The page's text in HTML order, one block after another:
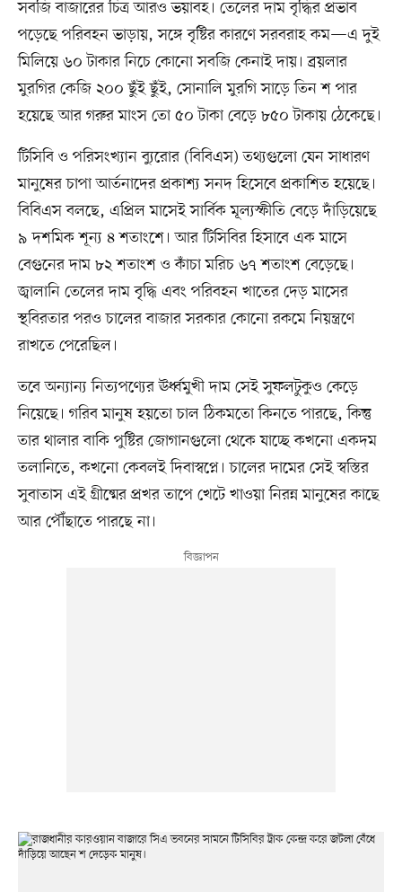
সবজি বাজারের চিত্র আরও ভয়াবহ। তেলের দাম বৃদ্ধির প্রভাব
পড়েছে পরিবহন ভাড়ায়, সঙ্গে বৃষ্টির কারণে সরবরাহ কম—এ দুই
মিলিয়ে ৬০ টাকার নিচে কোনো সবজি কেনাই দায়। ব্রয়লার
মুরগির কেজি ২০০ ছুঁই ছুঁই, সোনালি মুরগি সাড়ে তিন শ পার
হয়েছে আর গরুর মাংস তো ৫০ টাকা বেড়ে ৮৫০ টাকায় ঠেকেছে।
টিসিবি ও পরিসংখ্যান ব্যুরোর (বিবিএস) তথ্যগুলো যেন সাধারণ
মানুষের চাপা আর্তনাদের প্রকাশ্য সনদ হিসেবে প্রকাশিত হয়েছে।
বিবিএস বলছে, এপ্রিল মাসেই সার্বিক মূল্যস্ফীতি বেড়ে দাঁড়িয়েছে
৯ দশমিক শূন্য ৪ শতাংশে। আর টিসিবির হিসাবে এক মাসে
বেগুনের দাম ৮২ শতাংশ ও কাঁচা মরিচ ৬৭ শতাংশ বেড়েছে।
জ্বালানি তেলের দাম বৃদ্ধি এবং পরিবহন খাতের দেড় মাসের
স্থবিরতার পরও চালের বাজার সরকার কোনো রকমে নিয়ন্ত্রণে
রাখতে পেরেছিল।
তবে অন্যান্য নিত্যপণ্যের ঊর্ধ্বমুখী দাম সেই সুফলটুকুও কেড়ে
নিয়েছে। গরিব মানুষ হয়তো চাল ঠিকমতো কিনতে পারছে, কিন্তু
তার থালার বাকি পুষ্টির জোগানগুলো থেকে যাচ্ছে কখনো একদম
তলানিতে, কখনো কেবলই দিবাস্বপ্নে। চালের দামের সেই স্বস্তির
সুবাতাস এই গ্রীষ্মের প্রখর তাপে খেটে খাওয়া নিরন্ন মানুষের কাছে
আর পৌঁছাতে পারছে না।